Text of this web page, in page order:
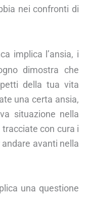
nei confronti di
implica l’ansia, i
dimostra che
della tua vita
una certa ansia,
situazione nella
con cura i
avanti nella
una questione